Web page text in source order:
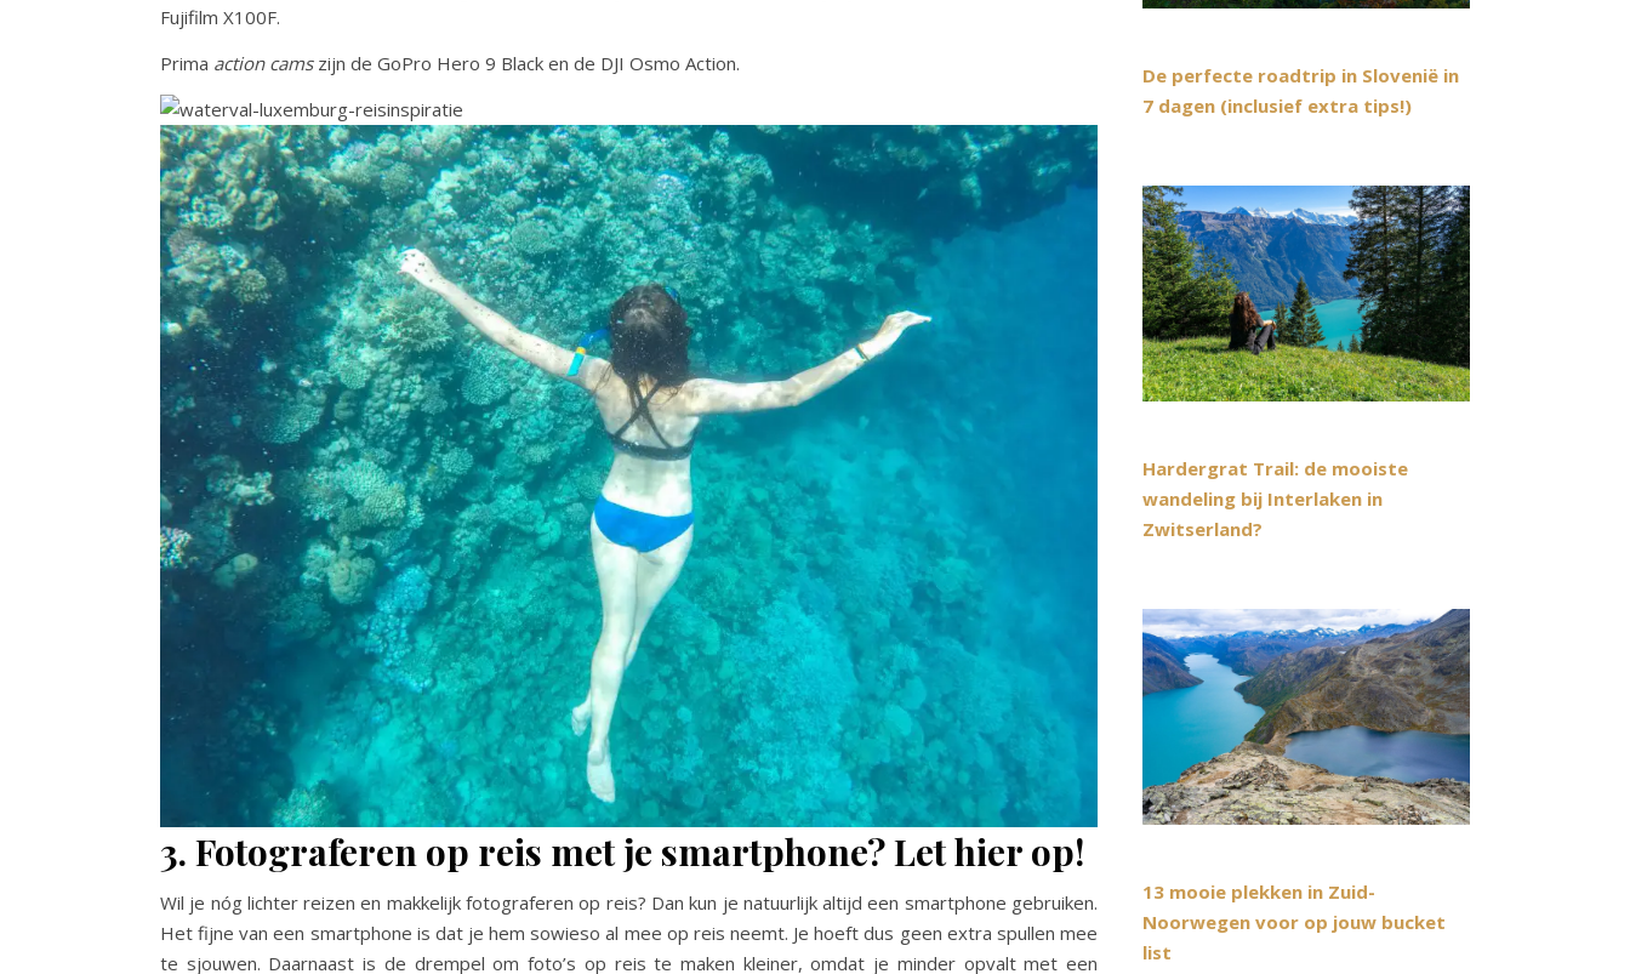
Fujifilm X100F.
Prima action camszijn de GoPro Hero 9 Black en de DJI Osmo Action.
3. Fotograferen op reis met je smartphone? Let hier op!
Wil je nóg lichter reizen en makkelijk fotograferen op reis? Dan kun je natuurlijk altijd een smartphone gebruiken.
Het fijne van een smartphone is dat je hem sowieso al mee op reis neemt. Je hoeft dus geen extra spullen mee
te sjouwen. Daarnaast is de drempel om foto’s op reis te maken kleiner, omdat je minder opvalt met een
De perfecte roadtrip in Slovenië in
7 dagen (inclusief extra tips!)
Hardergrat Trail: de mooiste
wandeling bij Interlaken in
Zwitserland?
13 mooie plekken in Zuid-
Noorwegen voor op jouw bucket
list